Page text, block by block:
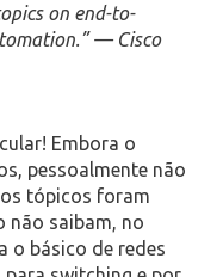
on end-to-
— Cisco
Embora o
pessoalmente não
tópicos foram
não saibam, no
o básico de redes